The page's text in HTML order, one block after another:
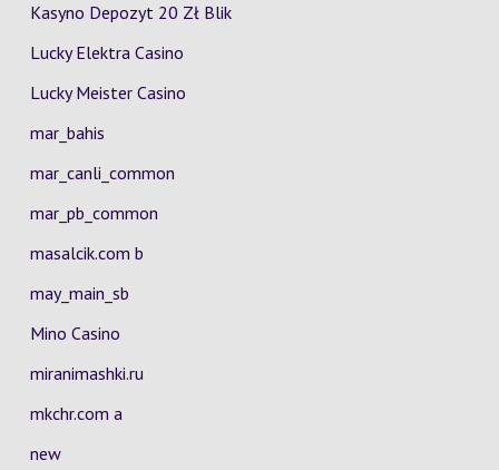
Kasyno Depozyt 20 Zł Blik
Lucky Elektra Casino
Lucky Meister Casino
mar_bahis
mar_canli_common
mar_pb_common
masalcik.com b
may_main_sb
Mino Casino
miranimashki.ru
mkchr.com a
new